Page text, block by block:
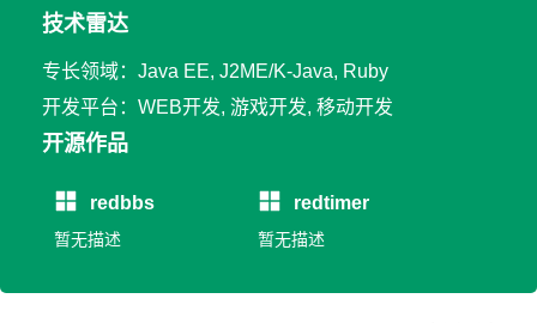
技术雷达
专长领域：Java EE, J2ME/K-Java, Ruby
开发平台：WEB开发, 游戏开发, 移动开发
开源作品
redbbs
暂无描述
redtimer
暂无描述